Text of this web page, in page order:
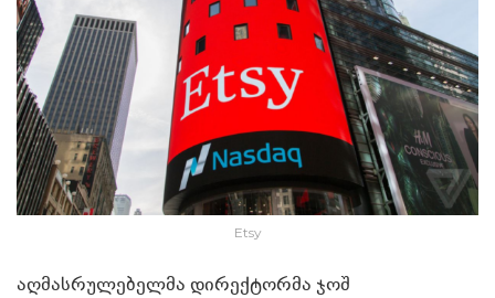
Etsy
აღმასრულებელმა დირექტორმა ჯოშ